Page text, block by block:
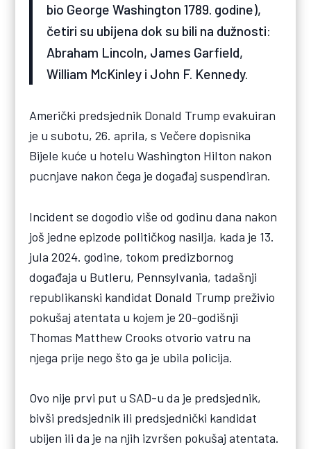
bio George Washington 1789. godine),
četiri su ubijena dok su bili na dužnosti:
Abraham Lincoln, James Garfield,
William McKinley i John F. Kennedy.
Američki predsjednik Donald Trump evakuiran
je u subotu, 26. aprila, s Večere dopisnika
Bijele kuće u hotelu Washington Hilton nakon
pucnjave nakon čega je događaj suspendiran.
Incident se dogodio više od godinu dana nakon
još jedne epizode političkog nasilja, kada je 13.
jula 2024. godine, tokom predizbornog
događaja u Butleru, Pennsylvania, tadašnji
republikanski kandidat Donald Trump preživio
pokušaj atentata u kojem je 20-godišnji
Thomas Matthew Crooks otvorio vatru na
njega prije nego što ga je ubila policija.
Ovo nije prvi put u SAD-u da je predsjednik,
bivši predsjednik ili predsjednički kandidat
ubijen ili da je na njih izvršen pokušaj atentata.